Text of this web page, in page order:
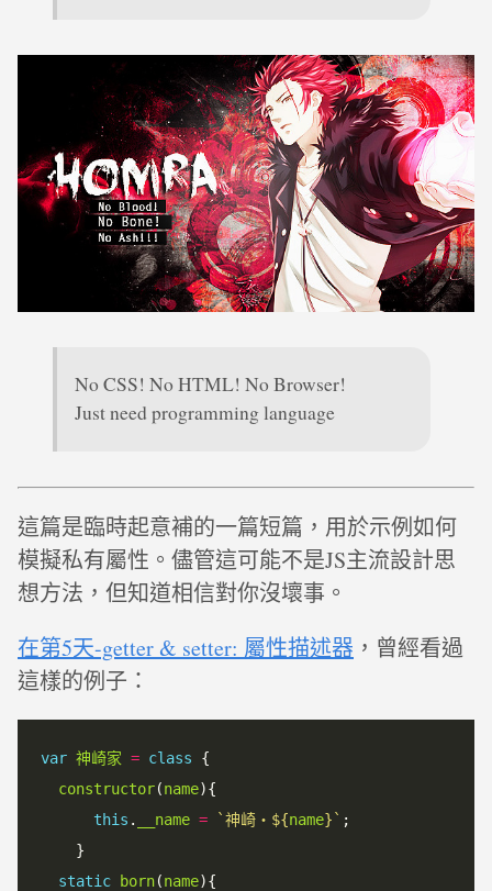
No CSS! No HTML! No Browser!
Just need programming language
這篇是臨時起意補的一篇短篇，用於示例如何
模擬私有屬性。儘管這可能不是JS主流設計思
想方法，但知道相信對你沒壞事。
在第5天-getter & setter: 屬性描述器 ，曾經看過
這樣的例子：
var 神崎家 = class {
constructor(name){
this . __name = `神崎・ ${name} ` ;
    }
static
born(name){